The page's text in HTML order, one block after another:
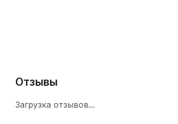
Отзывы
Загрузка отзывов...